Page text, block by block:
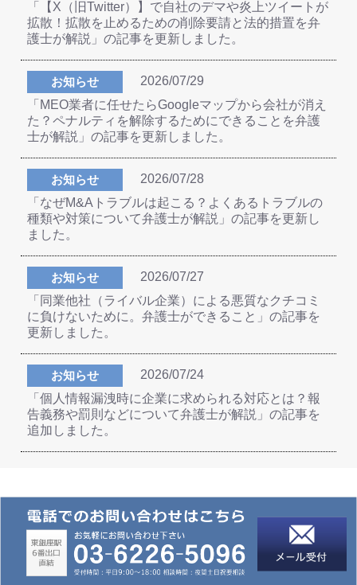
「【X（旧Twitter）】で自社のデマや炎上ツイートが
拡散！拡散を止めるための削除要請と法的措置を弁
護士が解説」の記事を更新しました。
お知らせ
2026/07/29
「MEO業者に任せたらGoogleマップから会社が消え
た？ペナルティを解除するためにできることを弁護
士が解説」の記事を更新しました。
お知らせ
2026/07/28
「なぜM&Aトラブルは起こる？よくあるトラブルの
種類や対策について弁護士が解説」の記事を更新し
ました。
お知らせ
2026/07/27
「同業他社（ライバル企業）による悪質なクチコミ
に負けないために。弁護士ができること」の記事を
更新しました。
お知らせ
2026/07/24
「個人情報漏洩時に企業に求められる対応とは？報
告義務や罰則などについて弁護士が解説」の記事を
追加しました。